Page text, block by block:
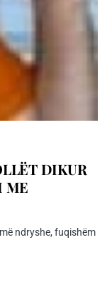
DIKUR
ME
ndryshe, fuqishëm